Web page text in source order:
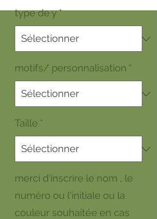
type de y*
motifs/ personnalisation *
Taille *
merci d'inscrire le nom , le
numéro ou l'initiale ou la
couleur souhaitée en cas